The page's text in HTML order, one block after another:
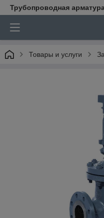
Трубопроводная
Товары и услуги